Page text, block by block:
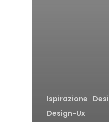
Ispirazione
Design-Ux